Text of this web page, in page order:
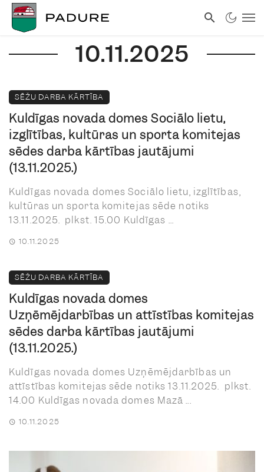
10.11.2025
SĒŽU DARBA KĀRTĪBA
Kuldīgas novada domes Sociālo lietu,
izglītības, kultūras un sporta komitejas
sēdes darba kārtības jautājumi
(13.11.2025.)
Kuldīgas novada domes Sociālo lietu, izglītības,
kultūras un sporta komitejas sēde notiks
13.11.2025. plkst. 15.00 Kuldīgas ...
10.11.2025
SĒŽU DARBA KĀRTĪBA
Kuldīgas novada domes
Uzņēmējdarbības un attīstības komitejas
sēdes darba kārtības jautājumi
(13.11.2025.)
Kuldīgas novada domes Uzņēmējdarbības un
attīstības komitejas sēde notiks 13.11.2025. plkst.
14.00 Kuldīgas novada domes Mazā ...
10.11.2025